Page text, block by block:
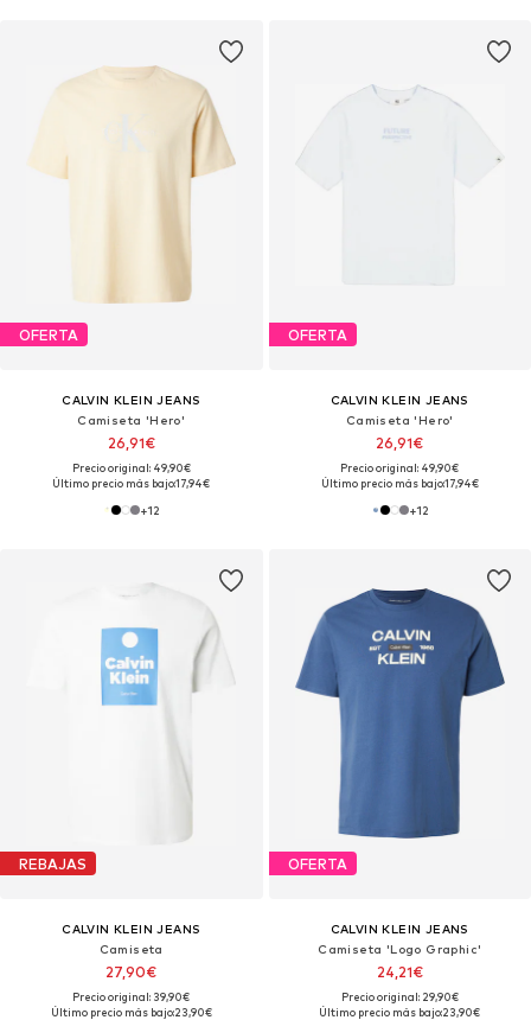
OFERTA
CALVIN KLEIN JEANS
Camiseta 'Hero'
26,91€
Precio original: 49,90€
Último precio más bajo:17,94€
+12
OFERTA
CALVIN KLEIN JEANS
Camiseta 'Hero'
26,91€
Precio original: 49,90€
Último precio más bajo:17,94€
+12
REBAJAS
CALVIN KLEIN JEANS
Camiseta
27,90€
Precio original: 39,90€
Último precio más bajo:23,90€
OFERTA
CALVIN KLEIN JEANS
Camiseta 'Logo Graphic'
24,21€
Precio original: 29,90€
Último precio más bajo:23,90€